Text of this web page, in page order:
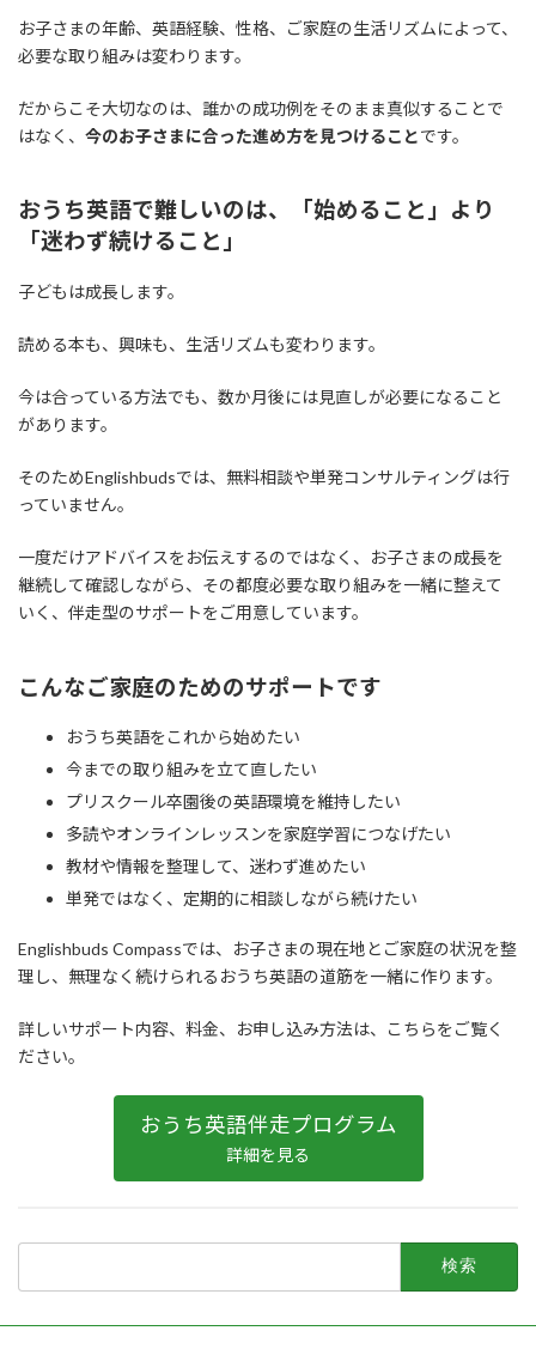
お子さまの年齢、英語経験、性格、ご家庭の生活リズムによって、
必要な取り組みは変わります。
だからこそ大切なのは、誰かの成功例をそのまま真似することで
はなく、 今のお子さまに合った進め方を見つけることです。
おうち英語で難しいのは、「始めること」より
「迷わず続けること」
子どもは成長します。
読める本も、興味も、生活リズムも変わります。
今は合っている方法でも、数か月後には見直しが必要になること
があります。
そのためEnglishbudsでは、無料相談や単発コンサルティングは行
っていません。
一度だけアドバイスをお伝えするのではなく、お子さまの成長を
継続して確認しながら、その都度必要な取り組みを一緒に整えて
いく、伴走型のサポートをご用意しています。
こんなご家庭のためのサポートです
おうち英語をこれから始めたい
今までの取り組みを立て直したい
プリスクール卒園後の英語環境を維持したい
多読やオンラインレッスンを家庭学習につなげたい
教材や情報を整理して、迷わず進めたい
単発ではなく、定期的に相談しながら続けたい
Englishbuds Compassでは、お子さまの現在地とご家庭の状況を整
理し、無理なく続けられるおうち英語の道筋を一緒に作ります。
詳しいサポート内容、料金、お申し込み方法は、こちらをご覧く
ださい。
おうち英語伴走プログラム
詳細を見る